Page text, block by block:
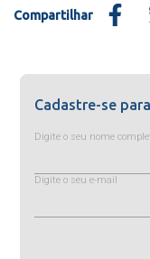
Compartilhar
Cadastre-se
Digite o seu nome
Digite o seu e-mail